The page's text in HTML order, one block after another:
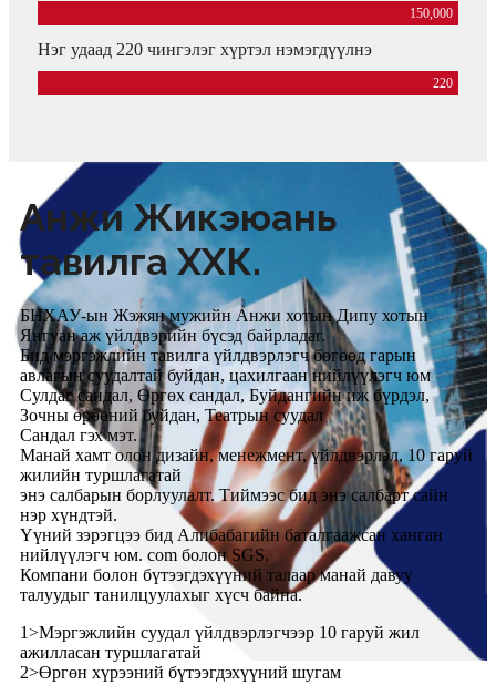
150,000
Нэг удаад 220 чингэлэг хүртэл нэмэгдүүлнэ
220
Анжи Жикэюань
тавилга ХХК.
БНХАУ-ын Жэжян мужийн Анжи хотын Дипу хотын
Янгуан аж үйлдвэрийн бүсэд байрладаг.
Бид мэргэжлийн тавилга үйлдвэрлэгч бөгөөд гарын
авлагын суудалтай буйдан, цахилгаан нийлүүлэгч юм
Сулдаг сандал, Өргөх сандал, Буйдангийн иж бүрдэл,
Зочны өрөөний буйдан, Театрын суудал
Сандал гэх мэт.
Манай хамт олон дизайн, менежмент, үйлдвэрлэл, 10 гаруй
жилийн туршлагатай
энэ салбарын борлуулалт. Тиймээс бид энэ салбарт сайн
нэр хүндтэй.
Үүний зэрэгцээ бид Алибабагийн баталгаажсан ханган
нийлүүлэгч юм. com болон SGS.
Компани болон бүтээгдэхүүний талаар манай давуу
талуудыг танилцуулахыг хүсч байна.
1>Мэргэжлийн суудал үйлдвэрлэгчээр 10 гаруй жил
ажилласан туршлагатай
2>Өргөн хүрээний бүтээгдэхүүний шугам